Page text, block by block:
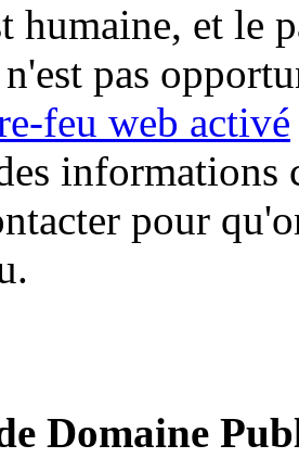
humaine, et le
pas
feu web activé
informations
pour
Domaine